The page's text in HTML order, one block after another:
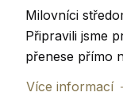
Milovníci
Připravili jsme
přenese přímo
dobré jídlo
Více informací